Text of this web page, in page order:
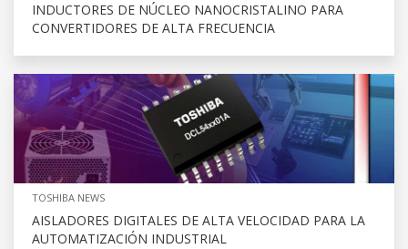
INDUCTORES DE NÚCLEO NANOCRISTALINO PARA
CONVERTIDORES DE ALTA FRECUENCIA
TOSHIBA NEWS
AISLADORES DIGITALES DE ALTA VELOCIDAD PARA LA
AUTOMATIZACIÓN INDUSTRIAL